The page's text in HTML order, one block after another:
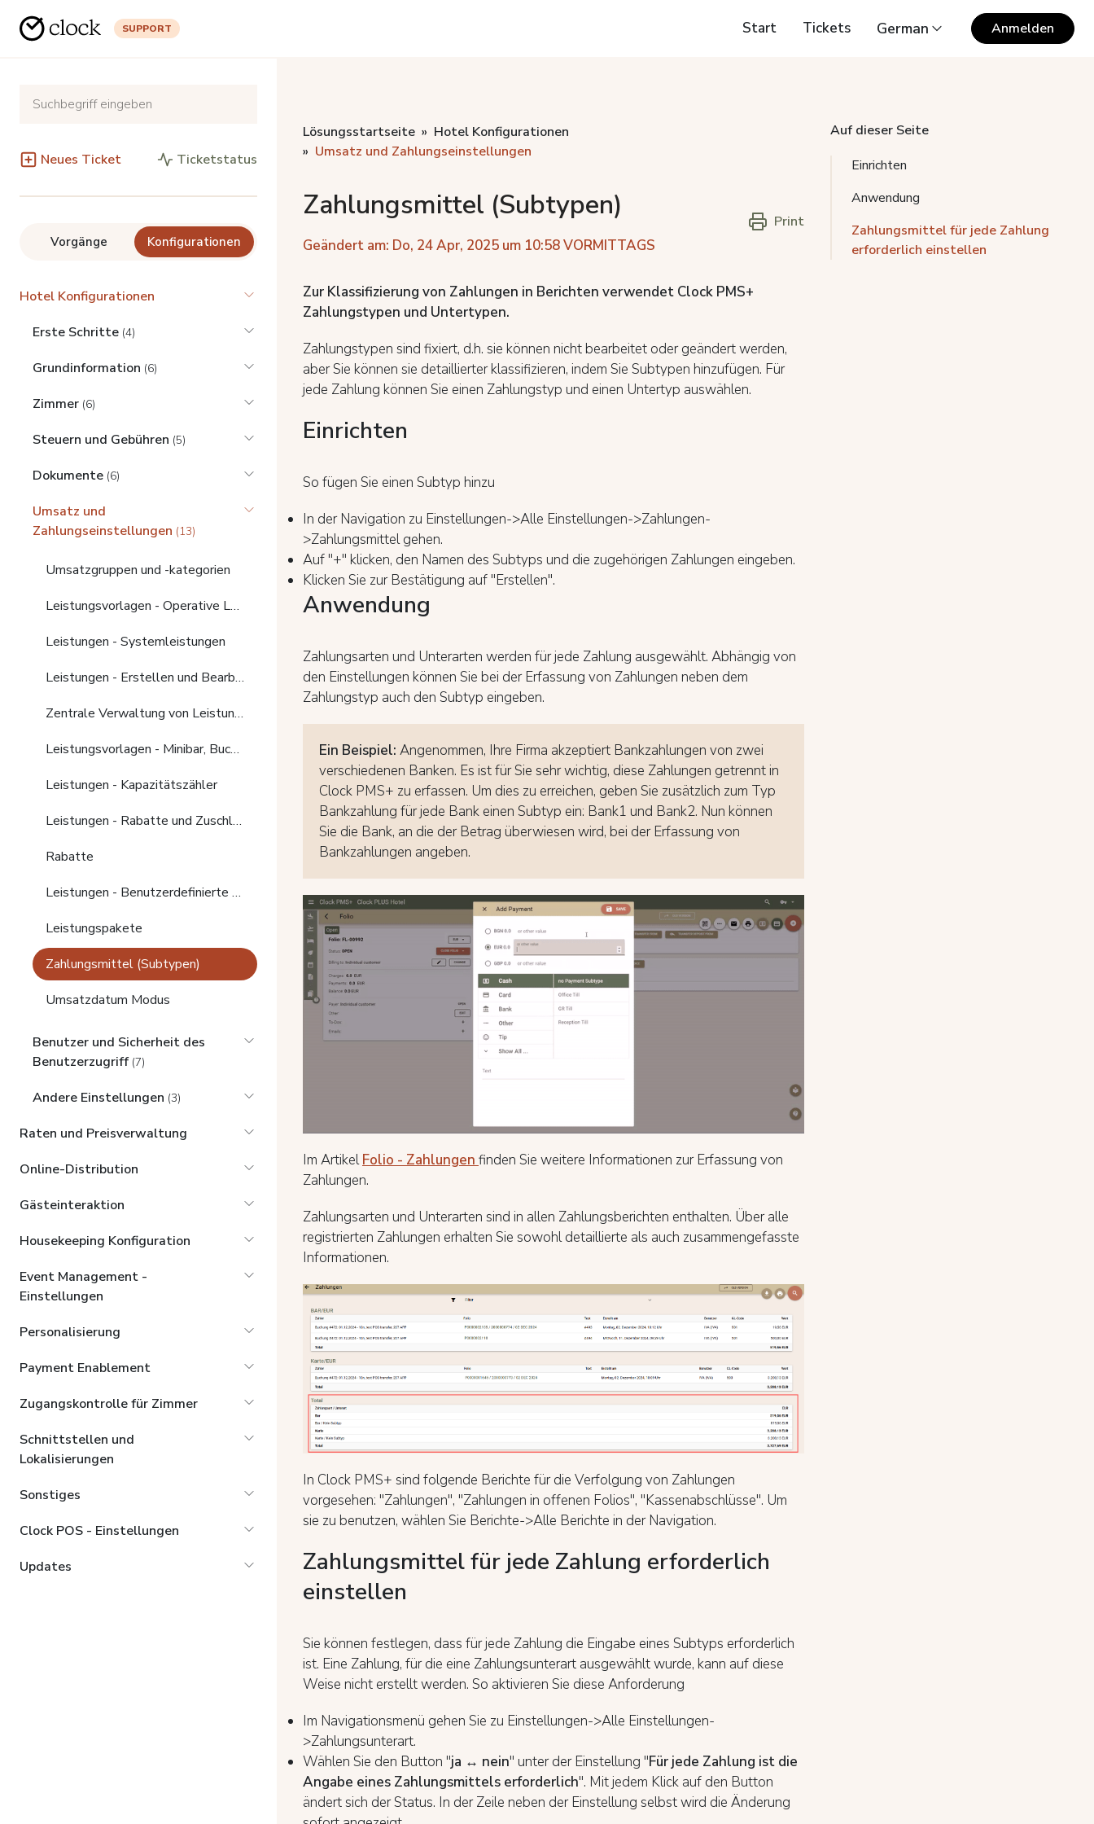
SUPPORT Start Tickets German Anmelden
Neues Ticket Ticketstatus
Vorgänge Konfigurationen
Hotel Konfigurationen
Erste Schritte (4)
Grundinformation (6)
Zimmer (6)
Steuern und Gebühren (5)
Dokumente (6)
Umsatz und
Zahlungseinstellungen (13)
Umsatzgruppen und -kategorien
Leistungsvorlagen - Operative Leistungsvorlagen
Leistungen - Systemleistungen
Leistungen - Erstellen und Bearbeiten
Zentrale Verwaltung von Leistungsvorlagen für mehrere Hotels
Leistungsvorlagen - Minibar, Buchungs- (täglich) und Zimmertyp-Vorlagen für automatische Gebühren
Leistungen - Kapazitätszähler
Leistungen - Rabatte und Zuschläge
Rabatte
Leistungen - Benutzerdefinierte Leistungs­felder
Leistungspakete
Zahlungsmittel (Subtypen)
Umsatzdatum Modus
Benutzer und Sicherheit des
Benutzerzugriff (7)
Andere Einstellungen (3)
Raten und Preisverwaltung
Online-Distribution
Gästeinteraktion
Housekeeping Konfiguration
Event Management -
Einstellungen
Personalisierung
Payment Enablement
Zugangskontrolle für Zimmer
Schnittstellen und
Lokalisierungen
Sonstiges
Clock POS - Einstellungen
Updates
Lösungsstartseite
Hotel Konfigurationen
Umsatz und Zahlungseinstellungen
Zahlungsmittel (Subtypen)
Geändert am: Do, 24 Apr, 2025 um 10:58 VORMITTAGS
Print
Zur Klassifizierung von Zahlungen in Berichten verwendet Clock PMS+
Zahlungstypen und Untertypen.
Zahlungstypen sind fixiert, d.h. sie können nicht bearbeitet oder geändert werden,
aber Sie können sie detaillierter klassifizieren, indem Sie Subtypen hinzufügen. Für
jede Zahlung können Sie einen Zahlungstyp und einen Untertyp auswählen.
Einrichten
So fügen Sie einen Subtyp hinzu
In der Navigation zu Einstellungen->Alle Einstellungen->Zahlungen-
>Zahlungsmittel gehen.
Auf "+" klicken, den Namen des Subtyps und die zugehörigen Zahlungen eingeben.
Klicken Sie zur Bestätigung auf "Erstellen".
Anwendung
Zahlungsarten und Unterarten werden für jede Zahlung ausgewählt. Abhängig von
den Einstellungen können Sie bei der Erfassung von Zahlungen neben dem
Zahlungstyp auch den Subtyp eingeben.
Ein Beispiel: Angenommen, Ihre Firma akzeptiert Bankzahlungen von zwei
verschiedenen Banken. Es ist für Sie sehr wichtig, diese Zahlungen getrennt in
Clock PMS+ zu erfassen. Um dies zu erreichen, geben Sie zusätzlich zum Typ
Bankzahlung für jede Bank einen Subtyp ein: Bank1 und Bank2. Nun können
Sie die Bank, an die der Betrag überwiesen wird, bei der Erfassung von
Bankzahlungen angeben.
Im ArtikelFolio - Zahlungen finden Sie weitere Informationen zur Erfassung von
Zahlungen.
Zahlungsarten und Unterarten sind in allen Zahlungsberichten enthalten. Über alle
registrierten Zahlungen erhalten Sie sowohl detaillierte als auch zusammengefasste
Informationen.
In Clock PMS+ sind folgende Berichte für die Verfolgung von Zahlungen
vorgesehen: "Zahlungen", "Zahlungen in offenen Folios", "Kassenabschlüsse". Um
sie zu benutzen, wählen Sie Berichte->Alle Berichte in der Navigation.
Zahlungsmittel für jede Zahlung erforderlich
einstellen
Sie können festlegen, dass für jede Zahlung die Eingabe eines Subtyps erforderlich
ist. Eine Zahlung, für die eine Zahlungsunterart ausgewählt wurde, kann auf diese
Weise nicht erstellt werden. So aktivieren Sie diese Anforderung
Im Navigationsmenü gehen Sie zu Einstellungen->Alle Einstellungen-
>Zahlungsunterart.
Wählen Sie den Button "ja ↔ nein" unter der Einstellung "Für jede Zahlung ist die
Angabe eines Zahlungsmittels erforderlich". Mit jedem Klick auf den Button
ändert sich der Status. In der Zeile neben der Einstellung selbst wird die Änderung
Auf dieser Seite
Einrichten
Anwendung
Zahlungsmittel für jede Zahlung
erforderlich einstellen